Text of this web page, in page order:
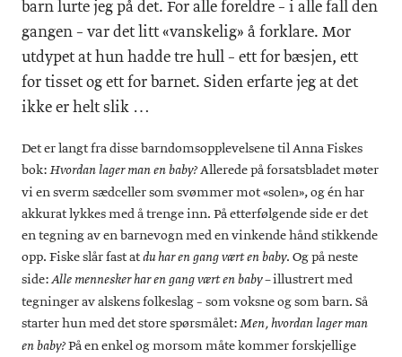
barn lurte jeg på det. For alle foreldre – i alle fall den
gangen – var det litt «vanskelig» å forklare. Mor
utdypet at hun hadde tre hull – ett for bæsjen, ett
for tisset og ett for barnet. Siden erfarte jeg at det
ikke er helt slik …
Det er langt fra disse barndomsopplevelsene til Anna Fiskes
bok:Hvordan lager man en baby?Allerede på forsatsbladet møter
vi en sverm sædceller som svømmer mot «solen», og én har
akkurat lykkes med å trenge inn. På etterfølgende side er det
en tegning av en barnevogn med en vinkende hånd stikkende
opp. Fiske slår fast atdu har en gang vært en baby. Og på neste
side:Alle mennesker har en gang vært en baby –illustrert med
tegninger av alskens folkeslag – som voksne og som barn. Så
starter hun med det store spørsmålet:Men, hvordan lager man
en baby?På en enkel og morsom måte kommer forskjellige